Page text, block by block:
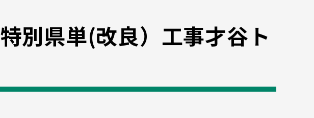
別県単(改良）工事才谷ト